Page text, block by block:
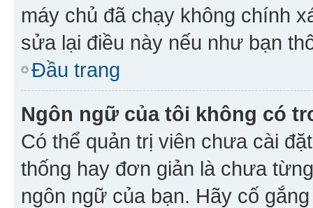
máy chủ đã chạy không chính
sửa lại điều này nếu như bạn
Đầu trang
Ngôn ngữ của tôi không có
Có thể quản trị viên chưa cài
thống hay đơn giản là chưa
ngôn ngữ của bạn. Hãy cố